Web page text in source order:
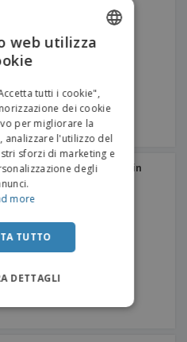
SOL'S | Giacca da donna in
maglia con scollo a V
web utilizza
tutti i cookie",
dei cookie
per migliorare la
analizzare l'utilizzo del
sforzi di marketing e
degli
more
TUTTO
DETTAGLI